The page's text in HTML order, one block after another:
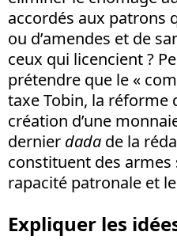
accordés aux patrons
ou d’amendes et de
ceux qui licencient ?
prétendre que le «
taxe Tobin, la réforme
création d’une
dernier dada de la
constituent des armes
rapacité patronale et
Expliquer les